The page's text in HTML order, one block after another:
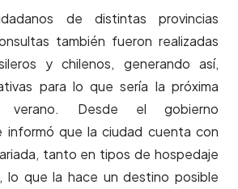
de distintas provincias
también fueron realizadas
y chilenos, generando así,
para lo que sería la próxima
verano. Desde el gobierno
informó que la ciudad cuenta con
tanto en tipos de hospedaje
lo que la hace un destino posible